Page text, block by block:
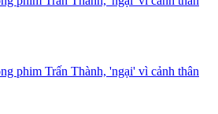
phim Trấn Thành, 'ngại' vì cảnh thân